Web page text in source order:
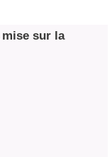
mise sur la